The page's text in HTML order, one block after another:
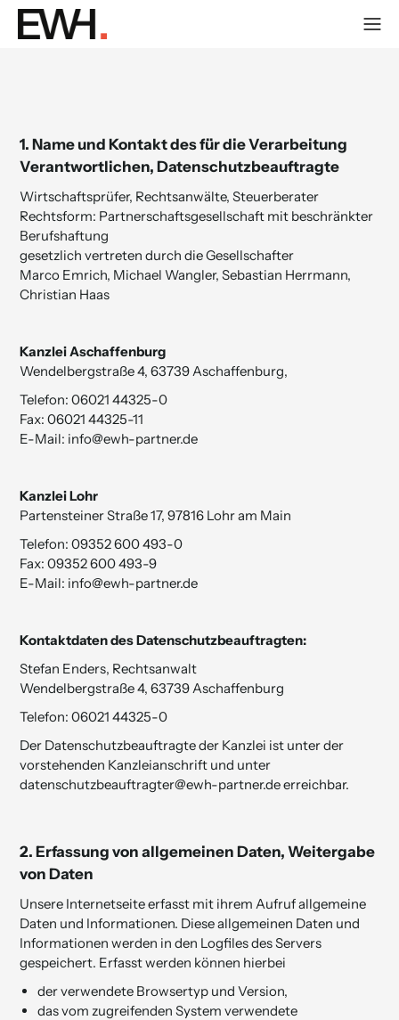
1.Name und Kontakt des für die Ver­ar­bei­tung
Verantwortlichen, Datenschutz­beauftragte
Wirtschaftsprüfer, Rechtsanwälte, Steuerberater
Rechtsform: Partnerschaftsgesellschaft mit beschränkter
Berufshaftung
gesetzlich vertreten durch die Gesellschafter
Marco Emrich, Michael Wangler, Sebastian Herrmann,
Christian Haas
Kanzlei Aschaffenburg
Wendelbergstraße 4, 63739 Aschaffenburg,
Telefon:06021 44325-0
Fax:06021 44325-11
E-Mail: info@ewh-partner.de
Kanzlei Lohr
Partensteiner Straße 17, 97816 Lohr am Main
Telefon:09352 600 493-0
Fax:09352 600 493-9
E-Mail: info@ewh-partner.de
Kontaktdaten des Datenschutz­beauftragten:
Stefan Enders, Rechtsanwalt
Wendelbergstraße 4, 63739 Aschaffenburg
Telefon:06021 44325-0
Der Datenschutzbeauftragte der Kanzlei ist unter der
vorstehenden Kanzleianschrift und unter
datenschutzbeauftragter­@ewh-partner.deerreichbar.
2.Erfassung von allgemeinen Daten, Weitergabe
von Daten
Unsere Internetseite erfasst mit ihrem Aufruf allgemeine
Daten und Informationen. Diese allgemeinen Daten und
Informationen werden in den Logfiles des Servers
gespeichert. Erfasst werden können hierbei
der verwendete Browsertyp und Version,
das vom zugreifenden System verwendete